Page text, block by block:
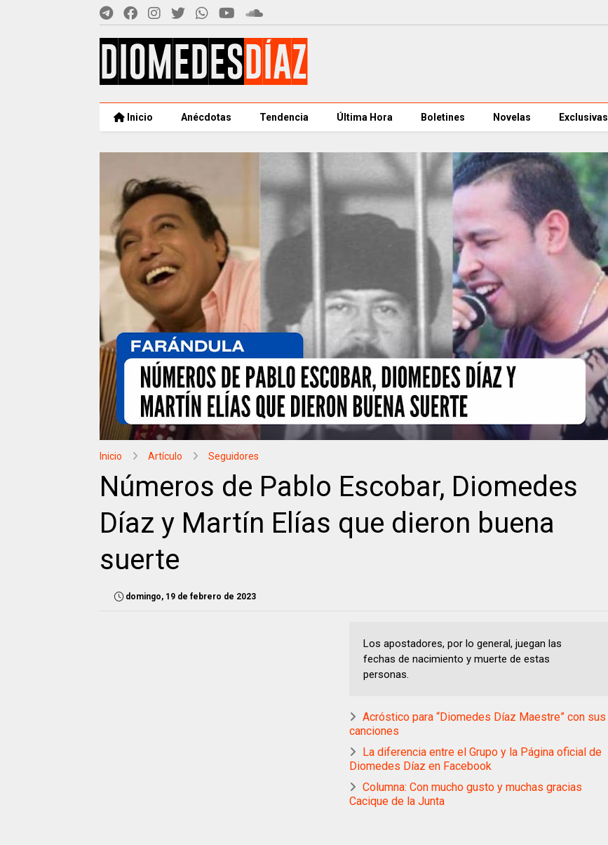
Inicio Anécdotas Tendencia Última Hora Boletines Novelas Exclusivas
Inicio Artículo Seguidores
Números de Pablo Escobar, Diomedes
Díaz y Martín Elías que dieron buena
suerte
domingo, 19 de febrero de 2023
Los apostadores, por lo general, juegan las
fechas de nacimiento y muerte de estas
personas.
Acróstico para “Diomedes Díaz Maestre” con sus
canciones
La diferencia entre el Grupo y la Página oficial de
Diomedes Díaz en Facebook
Columna: Con mucho gusto y muchas gracias
Cacique de la Junta